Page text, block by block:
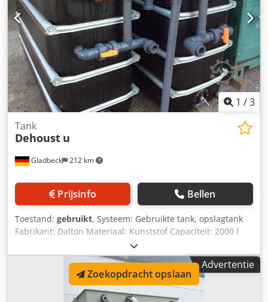
1 /3
Gladbeck 212 km
Tank
Dehoust u
Prijsinfo Bellen
Toestand: gebruikt, Systeem: Gebruikte tank, opslagtank
Fabrikant: Dalton Materiaal: Kunststof Capaciteit: 2000 l
Afmetingen: Lxbxh 2.00 x 0.70 x 1.40m Andere: werkdruk,
niet geschikt voor stookolie Tanks: Er zijn twee identieke
tanks beschikbaar. Dcedpfx Alob Dwrbsbjk
Advertentie
Zoekopdracht opslaan